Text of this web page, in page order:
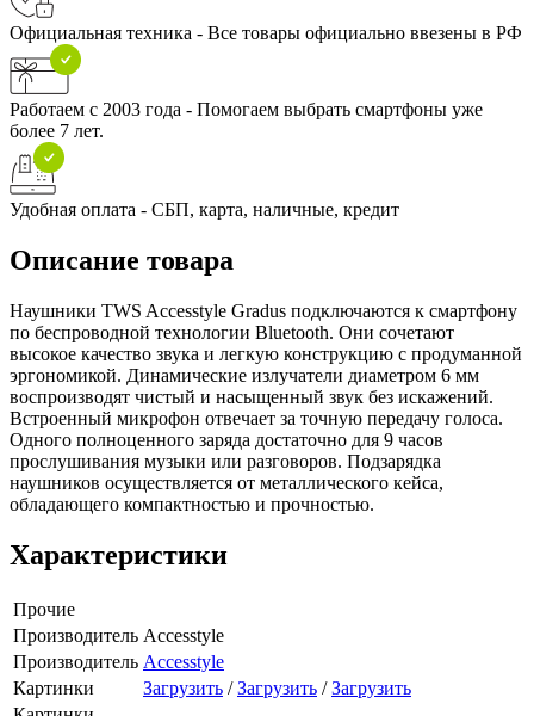
Официальная техника - Все товары официально ввезены в РФ
Работаем с 2003 года - Помогаем выбрать смартфоны уже
более 7 лет.
Удобная оплата - СБП, карта, наличные, кредит
Описание товара
Наушники TWS Accesstyle Gradus подключаются к смартфону
по беспроводной технологии Bluetooth. Они сочетают
высокое качество звука и легкую конструкцию с продуманной
эргономикой. Динамические излучатели диаметром 6 мм
воспроизводят чистый и насыщенный звук без искажений.
Встроенный микрофон отвечает за точную передачу голоса.
Одного полноценного заряда достаточно для 9 часов
прослушивания музыки или разговоров. Подзарядка
наушников осуществляется от металлического кейса,
обладающего компактностью и прочностью.
Характеристики
Прочие
Производитель Accesstyle
Производитель Accesstyle
Картинки
Загрузить /Загрузить /Загрузить